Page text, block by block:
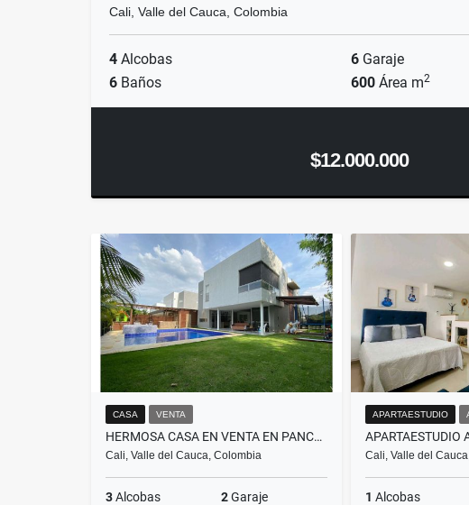
Cali, Valle del Cauca, Colombia
4 Alcobas 6 Garaje
6 Baños 600 Área m2
$12.000.000
CASA VENTA
HERMOSA CASA EN VENTA EN PANCE - CALI
Cali, Valle del Cauca, Colombia
3Alcobas 2Garaje
APARTAESTUDIO
Cali, Valle del
1 Alcobas